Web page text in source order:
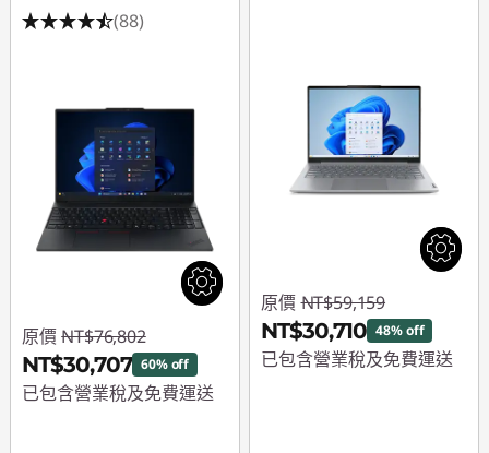
(88)
原價 NT$76,802
NT$30,707 60% off
已包含營業稅及免費運送
原價 NT$59,159
NT$30,710 48% off
已包含營業稅及免費運送